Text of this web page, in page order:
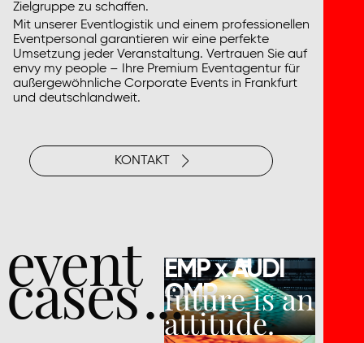
Zielgruppe zu schaffen.
Mit unserer Eventlogistik und einem professionellen
Eventpersonal garantieren wir eine perfekte
Umsetzung jeder Veranstaltung. Vertrauen Sie auf
envy my people – Ihre Premium Eventagentur für
außergewöhnliche Corporate Events in Frankfurt
und deutschlandweit.
KONTAKT
event
cases ...EMP x AUDI
OMR.
future is an
attitude.